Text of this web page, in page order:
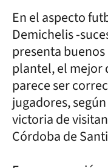
En el aspecto
Demichelis -
presenta
plantel, el mejor
parece ser
jugadores,
victoria de
Córdoba de